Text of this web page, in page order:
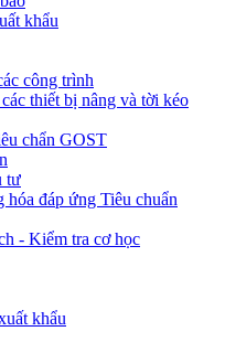
khẩu
công trình
thiết bị nâng và tời kéo
chẩn GOST
tư
đáp ứng Tiêu chuẩn
- Kiểm tra cơ học
khẩu